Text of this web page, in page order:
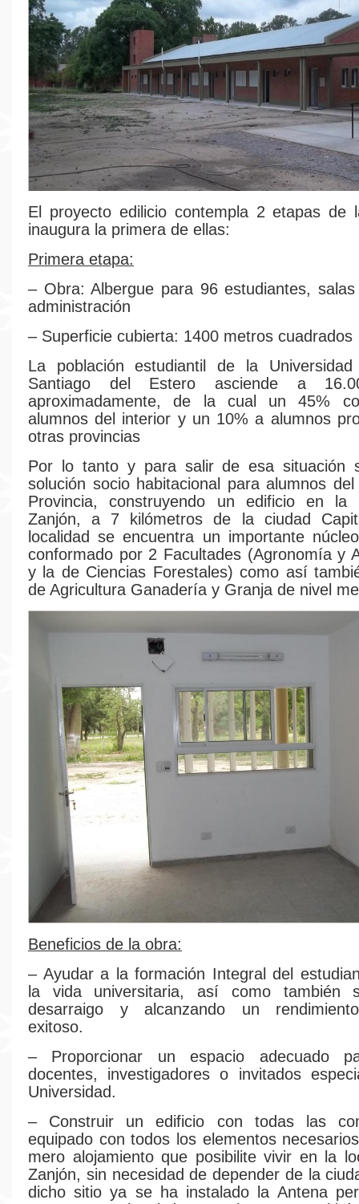
El proyecto edilicio contempla 2 etapas de
inaugura la primera de ellas:
Primera etapa:
– Obra: Albergue para 96 estudiantes,
administración
– Superficie cubierta: 1400 metros cuadrados
La población estudiantil de la
Santiago del Estero asciende a
aproximadamente, de la cual un 45%
alumnos del interior y un 10% a alumnos
otras provincias
Por lo tanto y para salir de esa situación
solución socio habitacional para alumnos
Provincia, construyendo un edificio en la
Zanjón, a 7 kilómetros de la ciudad
localidad se encuentra un importante
conformado por 2 Facultades (Agronomía y
y la de Ciencias Forestales) como así
de Agricultura Ganadería y Granja de nivel
Beneficios de la obra:
– Ayudar a la formación Integral del
la vida universitaria, así como también
desarraigo y alcanzando un
exitoso.
– Proporcionar un espacio adecuado
docentes, investigadores o invitados
Universidad.
– Construir un edificio con todas las
equipado con todos los elementos
mero alojamiento que posibilite vivir en la
Zanjón, sin necesidad de depender de la
dicho sitio ya se ha instalado la Antena